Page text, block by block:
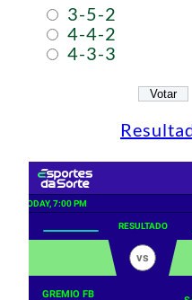
3-5-2
4-4-2
4-3-3